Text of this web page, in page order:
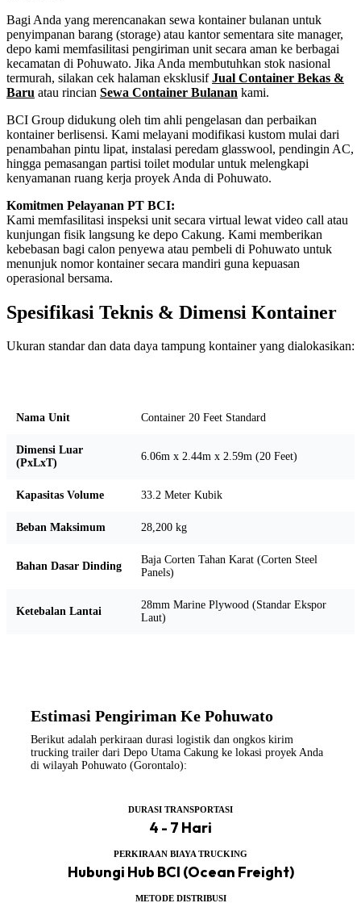
Bagi Anda yang merencanakan sewa kontainer bulanan untuk
penyimpanan barang (storage) atau kantor sementara site manager,
depo kami memfasilitasi pengiriman unit secara aman ke berbagai
kecamatan di Pohuwato. Jika Anda membutuhkan stok nasional
termurah, silakan cek halaman eksklusifJual Container Bekas &
Baru atau rincian Sewa Container Bulanan kami.
BCI Group didukung oleh tim ahli pengelasan dan perbaikan
kontainer berlisensi. Kami melayani modifikasi kustom mulai dari
penambahan pintu lipat, instalasi peredam glasswool, pendingin AC,
hingga pemasangan partisi toilet modular untuk melengkapi
kenyamanan ruang kerja proyek Anda di Pohuwato.
Komitmen Pelayanan PT BCI:
Kami memfasilitasi inspeksi unit secara virtual lewat video call atau
kunjungan fisik langsung ke depo Cakung. Kami memberikan
kebebasan bagi calon penyewa atau pembeli di Pohuwato untuk
menunjuk nomor kontainer secara mandiri guna kepuasan
operasional bersama.
Spesifikasi Teknis & Dimensi Kontainer
Ukuran standar dan data daya tampung kontainer yang dialokasikan:
Nama Unit Container 20 Feet Standard
Dimensi Luar
(PxLxT)
6.06m x 2.44m x 2.59m (20 Feet)
Kapasitas Volume 33.2 Meter Kubik
Beban Maksimum 28,200 kg
Bahan Dasar Dinding
Baja Corten Tahan Karat (Corten Steel
Panels)
Ketebalan Lantai
28mm Marine Plywood (Standar Ekspor
Laut)
Estimasi Pengiriman Ke Pohuwato
Berikut adalah perkiraan durasi logistik dan ongkos kirim
trucking trailer dari Depo Utama Cakung ke lokasi proyek Anda
di wilayah Pohuwato (Gorontalo):
DURASI TRANSPORTASI
4 - 7 Hari
PERKIRAAN BIAYA TRUCKING
Hubungi Hub BCI (Ocean Freight)
METODE DISTRIBUSI